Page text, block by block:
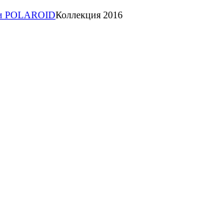
POLAROIDКоллекция 2016